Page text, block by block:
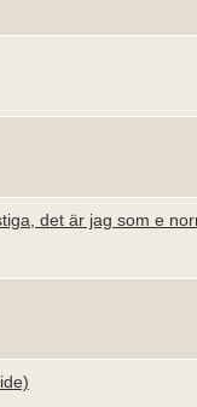
det är jag som e